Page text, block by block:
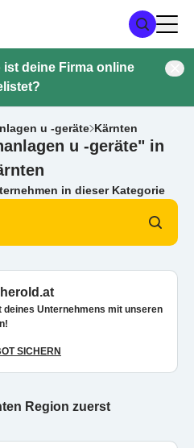
ist deine Firma online
u -geräte Kärnten
u -geräte" in
in dieser Kategorie
deines Unternehmens mit unseren
SICHERN
Region zuerst